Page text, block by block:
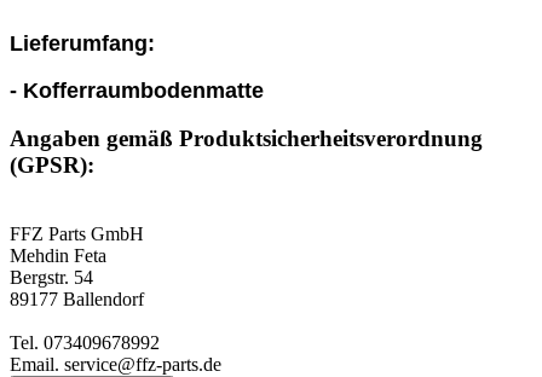
Lieferumfang:
- Kofferraumbodenmatte
Angaben gemäß Produktsicherheitsverordnung
(GPSR):
FFZ Parts GmbH
Mehdin Feta
Bergstr. 54
89177 Ballendorf
Tel. 073409678992
Email. service@ffz-parts.de